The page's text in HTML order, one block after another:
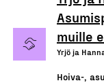
muille
Yrjö ja
Hoiva-,